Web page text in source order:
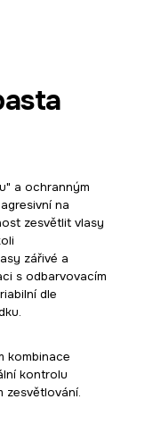
a ochranným
na
zesvětlit vlasy
zářivé a
s odbarvovacím
dle
kombinace
kontrolu
zesvětlování.